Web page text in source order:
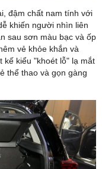
đậm chất nam tính với
khiến người nhìn liên
sau sơn màu bạc và ốp
vẻ khỏe khắn và
kế kiểu "khoét lỗ" lạ mắt
thể thao và gọn gàng